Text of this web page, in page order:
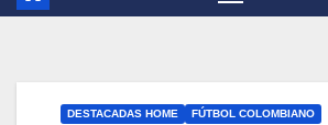
DESTACADAS HOME FÚTBOL COLOMBIANO